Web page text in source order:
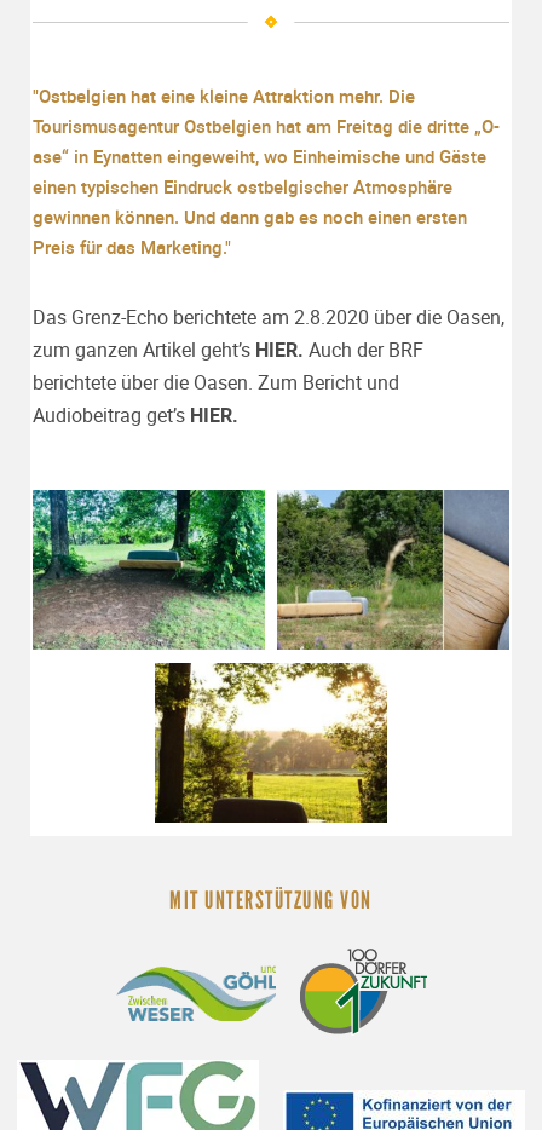
"Ostbelgien hat eine kleine Attraktion mehr. Die
Tourismusagentur Ostbelgien hat am Freitag die dritte „O-
ase“ in Eynatten eingeweiht, wo Einheimische und Gäste
einen typischen Eindruck ostbelgischer Atmosphäre
gewinnen können. Und dann gab es noch einen ersten
Preis für das Marketing."
Das Grenz-Echo berichtete am 2.8.2020 über die Oasen,
zum ganzen Artikel geht’s HIER. Auch der BRF
berichtete über die Oasen. Zum Bericht und
Audiobeitrag get’s HIER.
MIT UNTERSTÜTZUNG VON